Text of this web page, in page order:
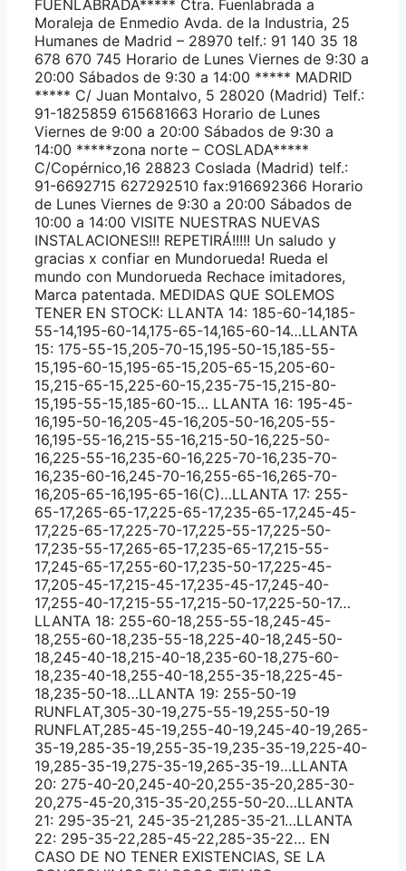
FUENLABRADA***** Ctra. Fuenlabrada a
Moraleja de Enmedio Avda. de la Industria, 25
Humanes de Madrid – 28970 telf.: 91 140 35 18
678 670 745 Horario de Lunes Viernes de 9:30 a
20:00 Sábados de 9:30 a 14:00 ***** MADRID
***** C/ Juan Montalvo, 5 28020 (Madrid) Telf.:
91-1825859 615681663 Horario de Lunes
Viernes de 9:00 a 20:00 Sábados de 9:30 a
14:00 *****zona norte – COSLADA*****
C/Copérnico,16 28823 Coslada (Madrid) telf.:
91-6692715 627292510 fax:916692366 Horario
de Lunes Viernes de 9:30 a 20:00 Sábados de
10:00 a 14:00 VISITE NUESTRAS NUEVAS
INSTALACIONES!!! REPETIRÁ!!!!! Un saludo y
gracias x confiar en Mundorueda! Rueda el
mundo con Mundorueda Rechace imitadores,
Marca patentada. MEDIDAS QUE SOLEMOS
TENER EN STOCK: LLANTA 14: 185-60-14,185-
55-14,195-60-14,175-65-14,165-60-14…LLANTA
15: 175-55-15,205-70-15,195-50-15,185-55-
15,195-60-15,195-65-15,205-65-15,205-60-
15,215-65-15,225-60-15,235-75-15,215-80-
15,195-55-15,185-60-15… LLANTA 16: 195-45-
16,195-50-16,205-45-16,205-50-16,205-55-
16,195-55-16,215-55-16,215-50-16,225-50-
16,225-55-16,235-60-16,225-70-16,235-70-
16,235-60-16,245-70-16,255-65-16,265-70-
16,205-65-16,195-65-16(C)…LLANTA 17: 255-
65-17,265-65-17,225-65-17,235-65-17,245-45-
17,225-65-17,225-70-17,225-55-17,225-50-
17,235-55-17,265-65-17,235-65-17,215-55-
17,245-65-17,255-60-17,235-50-17,225-45-
17,205-45-17,215-45-17,235-45-17,245-40-
17,255-40-17,215-55-17,215-50-17,225-50-17…
LLANTA 18: 255-60-18,255-55-18,245-45-
18,255-60-18,235-55-18,225-40-18,245-50-
18,245-40-18,215-40-18,235-60-18,275-60-
18,235-40-18,255-40-18,255-35-18,225-45-
18,235-50-18…LLANTA 19: 255-50-19
RUNFLAT,305-30-19,275-55-19,255-50-19
RUNFLAT,285-45-19,255-40-19,245-40-19,265-
35-19,285-35-19,255-35-19,235-35-19,225-40-
19,285-35-19,275-35-19,265-35-19…LLANTA
20: 275-40-20,245-40-20,255-35-20,285-30-
20,275-45-20,315-35-20,255-50-20…LLANTA
21: 295-35-21, 245-35-21,285-35-21…LLANTA
22: 295-35-22,285-45-22,285-35-22… EN
CASO DE NO TENER EXISTENCIAS, SE LA